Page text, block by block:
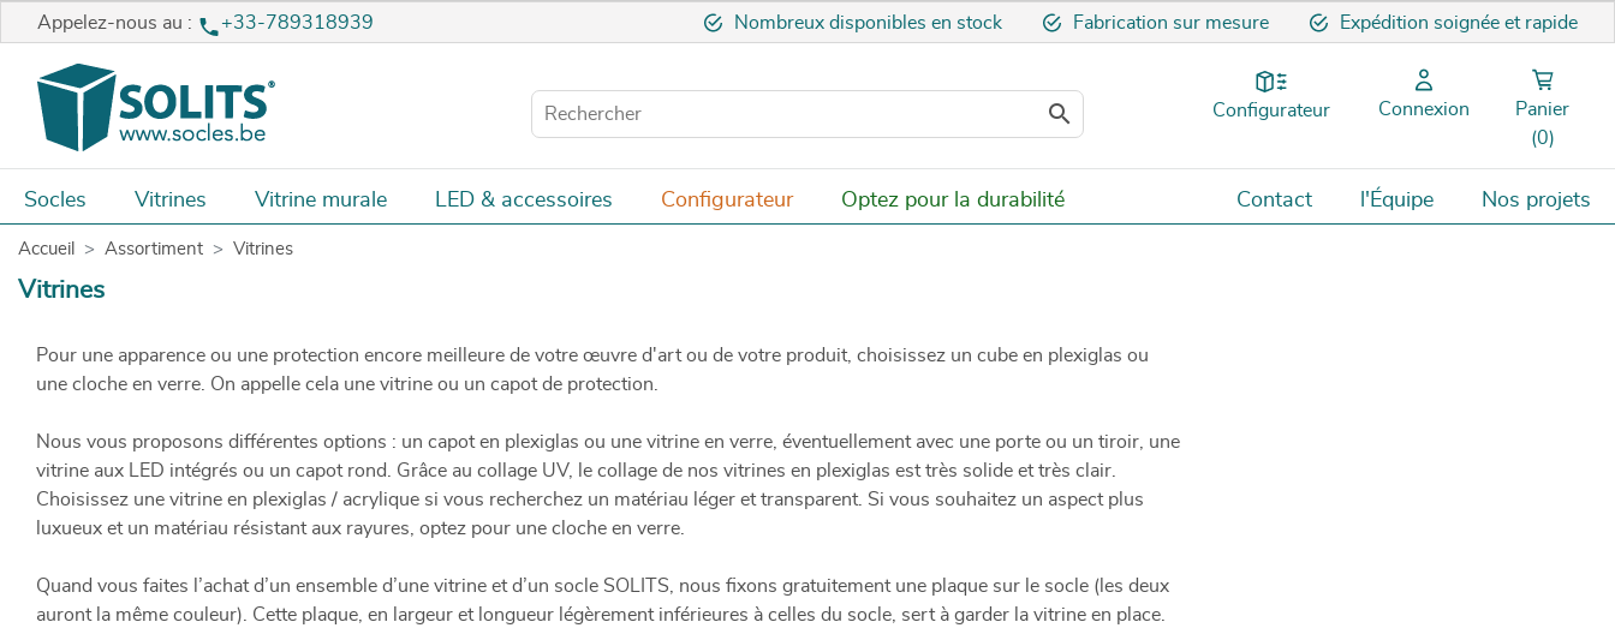
Appelez-nous au : +33-789318939 Nombreux disponibles en stock Fabrication sur mesure Expédition soignée et rapide
 Configurateur Connexion
Panier
(0)
Socles Vitrines Vitrine murale LED & accessoires Configurateur Nos projets
l'Équipe
Contact
Optez pour la durabilité
Accueil Assortiment Vitrines
Vitrines
Pour une apparence ou une protection encore meilleure de votre œuvre d'art ou de votre produit, choisissez un cube en plexiglas ou
une cloche en verre. On appelle cela une vitrine ou un capot de protection.
Nous vous proposons différentes options : un capot en plexiglas ou une vitrine en verre, éventuellement avec une porte ou un tiroir, une
vitrine aux LED intégrés ou un capot rond. Grâce au collage UV, le collage de nos vitrines en plexiglas est très solide et très clair.
Choisissez une vitrine en plexiglas / acrylique si vous recherchez un matériau léger et transparent. Si vous souhaitez un aspect plus
luxueux et un matériau résistant aux rayures, optez pour une cloche en verre.
Quand vous faites l’achat d’un ensemble d’une vitrine et d’un socle SOLITS, nous fixons gratuitement une plaque sur le socle (les deux
auront la même couleur). Cette plaque, en largeur et longueur légèrement inférieures à celles du socle, sert à garder la vitrine en place.